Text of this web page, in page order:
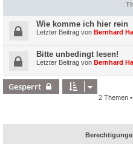
Wie komme ich hier rein
Letzter Beitrag von Bernhard
Bitte unbedingt lesen!
Letzter Beitrag von Bernhard
Gesperrt
2 Themen